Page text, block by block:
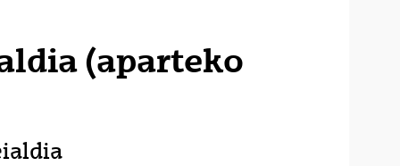
(aparteko